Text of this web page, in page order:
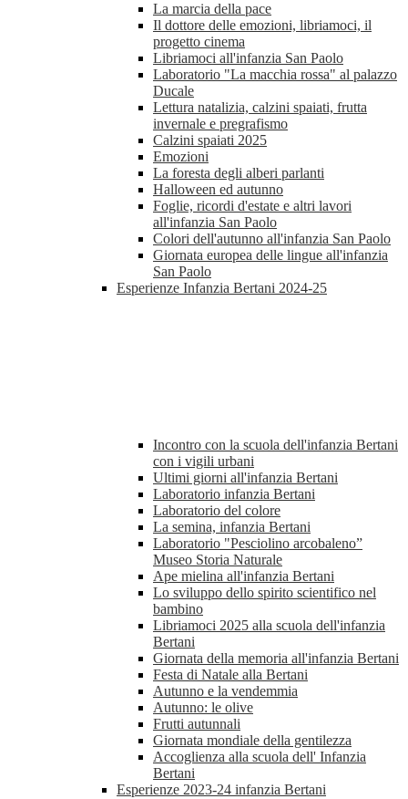
La marcia della pace
Il dottore delle emozioni, libriamoci, il
progetto cinema
Libriamoci all'infanzia San Paolo
Laboratorio "La macchia rossa" al palazzo
Ducale
Lettura natalizia, calzini spaiati, frutta
invernale e pregrafismo
Calzini spaiati 2025
Emozioni
La foresta degli alberi parlanti
Halloween ed autunno
Foglie, ricordi d'estate e altri lavori
all'infanzia San Paolo
Colori dell'autunno all'infanzia San Paolo
Giornata europea delle lingue all'infanzia
San Paolo
Esperienze Infanzia Bertani 2024-25
Incontro con la scuola dell'infanzia Bertani
con i vigili urbani
Ultimi giorni all'infanzia Bertani
Laboratorio infanzia Bertani
Laboratorio del colore
La semina, infanzia Bertani
Laboratorio "Pesciolino arcobaleno”
Museo Storia Naturale
Ape mielina all'infanzia Bertani
Lo sviluppo dello spirito scientifico nel
bambino
Libriamoci 2025 alla scuola dell'infanzia
Bertani
Giornata della memoria all'infanzia Bertani
Festa di Natale alla Bertani
Autunno e la vendemmia
Autunno: le olive
Frutti autunnali
Giornata mondiale della gentilezza
Accoglienza alla scuola dell' Infanzia
Bertani
Esperienze 2023-24 infanzia Bertani